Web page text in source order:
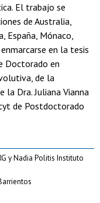
El trabajo se
de Australia,
España, Mónaco,
en la tesis
Doctorado en
de la
la Dra. Juliana Vianna
de Postdoctorado
y Nadia Politis Instituto